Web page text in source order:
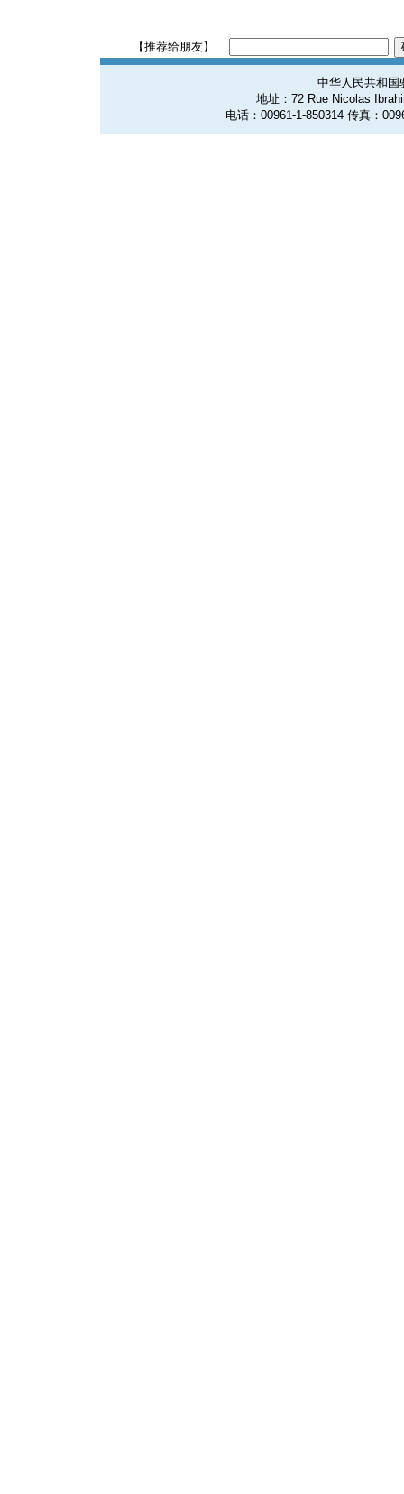
【推荐给朋友】
中华人民共和国
地址：72 Rue Nicolas
电话：00961-1-850314 传真：